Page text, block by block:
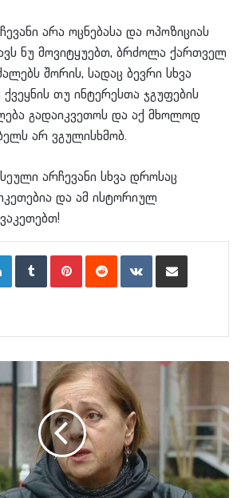
არა ოცნებასა და ოპოზიციას
ნუ მოვიტყუებთ, ბრძოლა ქართველ
შორის, სადაც ბევრი სხვა
ქვეყნის თუ ინტერესთა ჯგუფების
გადაიკვეთოს და აქ მხოლოდ
არ ვგულისხმობ.
არჩევანი სხვა დროსაც
და ამ ისტორიულ
LinkedInTumblr PinterestReddit VKontakteShare via Email